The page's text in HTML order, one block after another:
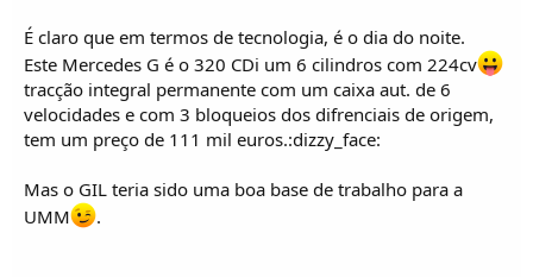
É claro que em termos de tecnologia, é o dia do noite.
Este Mercedes G é o 320 CDi um 6 cilindros com 224cv
tracção integral permanente com um caixa aut. de 6
velocidades e com 3 bloqueios dos difrenciais de origem,
tem um preço de 111 mil euros.:dizzy_face:
Mas o GIL teria sido uma boa base de trabalho para a
UMM
.